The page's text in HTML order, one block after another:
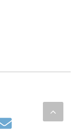
Share